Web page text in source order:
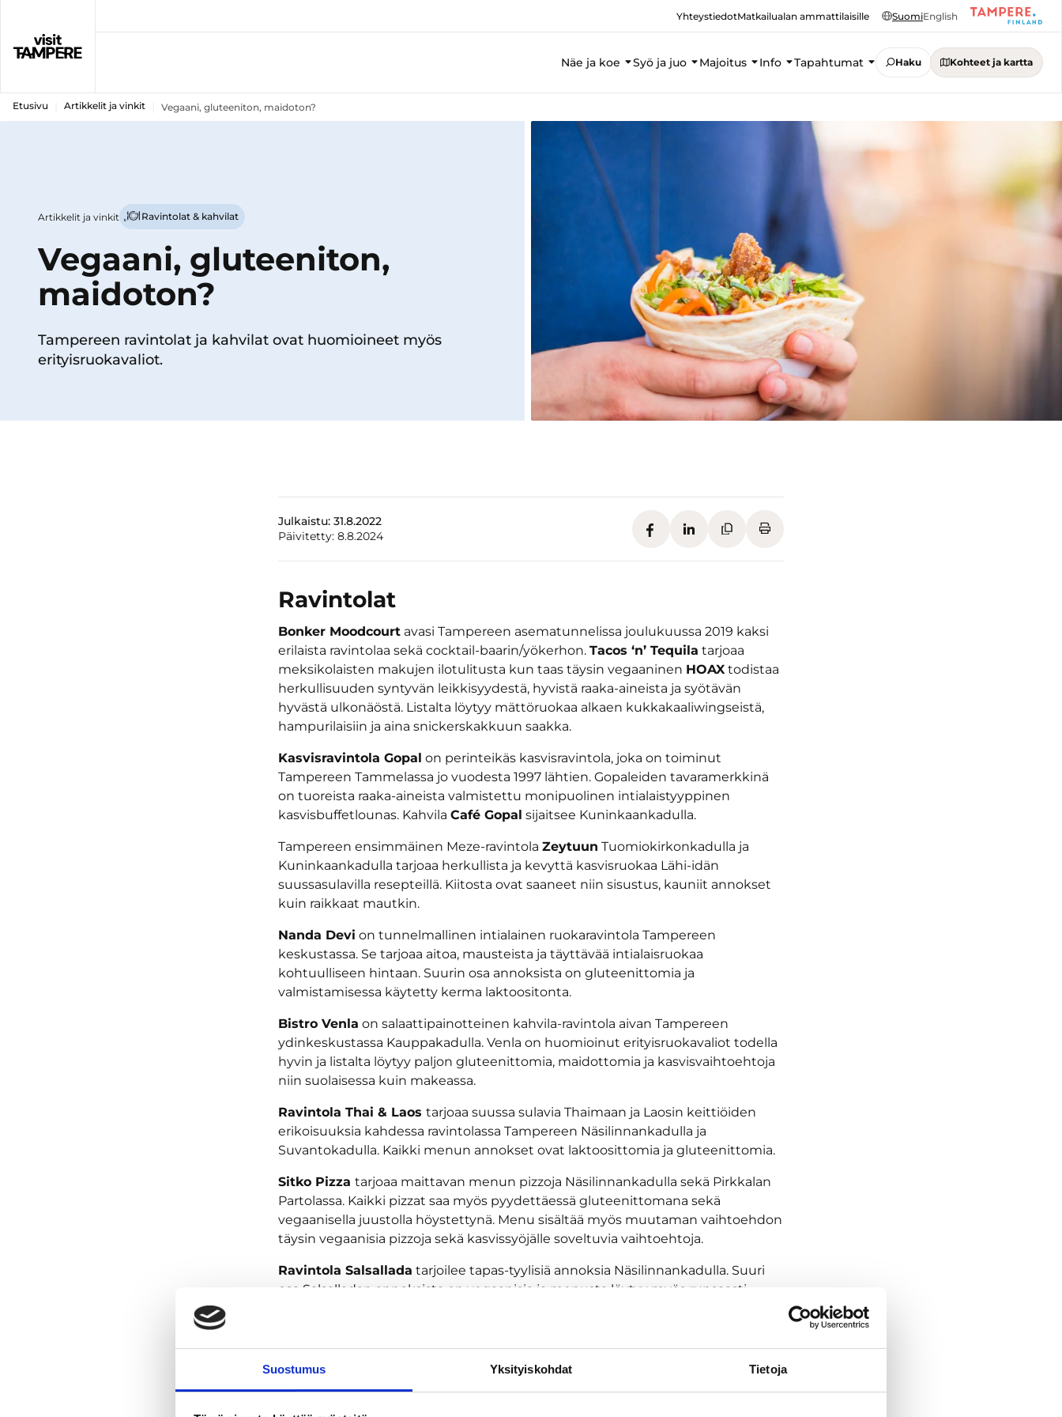
Suostumus Yksityiskohdat Tietoja
YhteystiedotMatkailualan ammattilaisille SuomiEnglish
Näe ja koe Syö ja juo Majoitus Info Tapahtumat Haku Kohteet ja kartta
Etusivu Artikkelit ja vinkit Vegaani, gluteeniton, maidoton?
Artikkelit ja vinkit Ravintolat & kahvilat
Vegaani, gluteeniton,
maidoton?
Tampereen ravintolat ja kahvilat ovat huomioineet myös
erityisruokavaliot.
Julkaistu: 31.8.2022
Päivitetty: 8.8.2024
Ravintolat
Bonker Moodcourt avasi Tampereen asematunnelissa joulukuussa 2019 kaksi
erilaista ravintolaa sekä cocktail-baarin/yökerhon. Tacos ‘n’ Tequila tarjoaa
meksikolaisten makujen ilotulitusta kun taas täysin vegaaninen HOAX todistaa
herkullisuuden syntyvän leikkisyydestä, hyvistä raaka-aineista ja syötävän
hyvästä ulkonäöstä. Listalta löytyy mättöruokaa alkaen kukkakaaliwingseistä,
hampurilaisiin ja aina snickerskakkuun saakka.
Kasvisravintola Gopal on perinteikäs kasvisravintola, joka on toiminut
Tampereen Tammelassa jo vuodesta 1997 lähtien. Gopaleiden tavaramerkkinä
on tuoreista raaka-aineista valmistettu monipuolinen intialaistyyppinen
kasvisbuffetlounas. Kahvila Café Gopal sijaitsee Kuninkaankadulla.
Tampereen ensimmäinen Meze-ravintola Zeytuun Tuomiokirkonkadulla ja
Kuninkaankadulla tarjoaa herkullista ja kevyttä kasvisruokaa Lähi-idän
suussasulavilla resepteillä. Kiitosta ovat saaneet niin sisustus, kauniit annokset
kuin raikkaat mautkin.
Nanda Devi on tunnelmallinen intialainen ruokaravintola Tampereen
keskustassa. Se tarjoaa aitoa, mausteista ja täyttävää intialaisruokaa
kohtuulliseen hintaan. Suurin osa annoksista on gluteenittomia ja
valmistamisessa käytetty kerma laktoositonta.
Bistro Venla on salaattipainotteinen kahvila-ravintola aivan Tampereen
ydinkeskustassa Kauppakadulla. Venla on huomioinut erityisruokavaliot todella
hyvin ja listalta löytyy paljon gluteenittomia, maidottomia ja kasvisvaihtoehtoja
niin suolaisessa kuin makeassa.
Ravintola Thai & Laos tarjoaa suussa sulavia Thaimaan ja Laosin keittiöiden
erikoisuuksia kahdessa ravintolassa Tampereen Näsilinnankadulla ja
Suvantokadulla. Kaikki menun annokset ovat laktoosittomia ja gluteenittomia.
Sitko Pizza tarjoaa maittavan menun pizzoja Näsilinnankadulla sekä Pirkkalan
Partolassa. Kaikki pizzat saa myös pyydettäessä gluteenittomana sekä
vegaanisella juustolla höystettynä. Menu sisältää myös muutaman vaihtoehdon
täysin vegaanisia pizzoja sekä kasvissyöjälle soveltuvia vaihtoehtoja.
Ravintola Salsallada tarjoilee tapas-tyylisiä annoksia Näsilinnankadulla. Suuri
osa Salsalladan annoksista on vegaanisia ja menusta löytyy myös runsaasti
Kahvilat